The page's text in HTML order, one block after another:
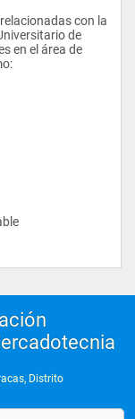
de
en el área de
Distrito